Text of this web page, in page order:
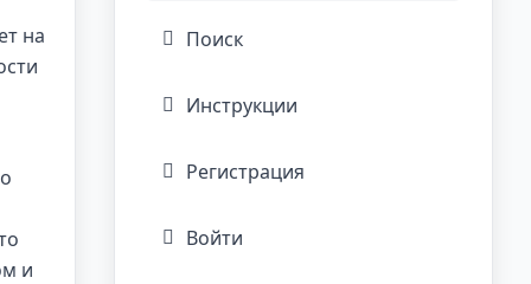
на
и
Поиск
Инструкции
Регистрация
Войти